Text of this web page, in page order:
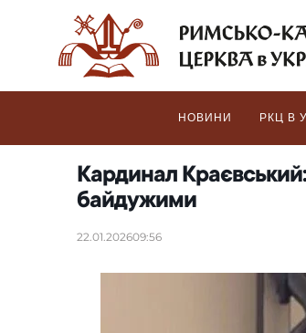
НОВИНИ РКЦ В
Кардинал
байдужими
22.01.202609:56